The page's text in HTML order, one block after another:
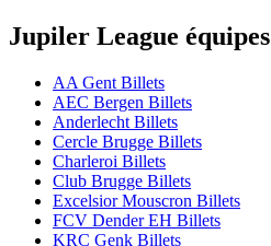
Jupiler League équipes
AA Gent Billets
AEC Bergen Billets
Anderlecht Billets
Cercle Brugge Billets
Charleroi Billets
Club Brugge Billets
Excelsior Mouscron Billets
FCV Dender EH Billets
KRC Genk Billets